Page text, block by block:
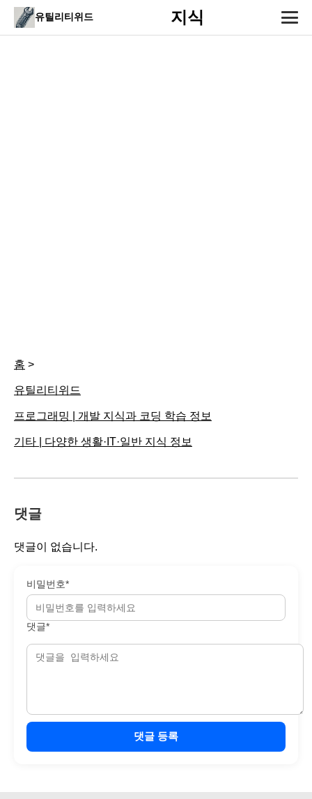
유틸리티위드 지식
홈 >
유틸리티위드
프로그래밍 | 개발 지식과 코딩 학습 정보
기타 | 다양한 생활·IT·일반 지식 정보
댓글
댓글이 없습니다.
비밀번호*
댓글*
댓글 등록